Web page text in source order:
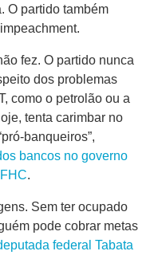
O partido também
fez. O partido nunca
dos problemas
como o petrolão ou a
tenta carimbar no
banqueiros”,
bancos no governo
.
Sem ter ocupado
pode cobrar metas
federal Tabata